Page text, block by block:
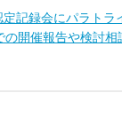
記録会にパラト
開催報告や検討